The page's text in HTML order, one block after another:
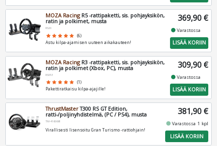
MOZA RacingR5 -rattipaketti, sis. pohjayksikön,
ratin ja polkimet, musta
RS20
star star star star star (6)
Astu kilpa-ajamisen uuteen aikakauteen!
369,90 €
fiber_manual_recordVarastossa
LISÄÄ KORIIN
MOZA RacingR3 -rattipaketti, sis. pohjayksikön,
ratin ja polkimet (Xbox, PC), musta
RS053
star star star star star (1)
Pakettiratkaisu kilpa-ajajille!
309,90 €
fiber_manual_recordVarastossa
LISÄÄ KORIIN
ThrustMasterT300 RS GT Edition,
ratti-/poljinyhdistelmä, (PC / PS4), musta
TM-4160681
Virallisesti lisensoitu Gran Turismo -rattiohjain!
381,90 €
fiber_manual_recordVarastossa 1 kpl
LISÄÄ KORIIN